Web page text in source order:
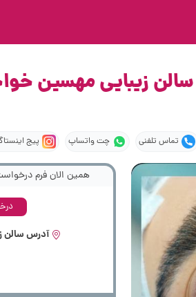
سالن زیبایی مهسین
تماس تلفنی چت واتساپ پیج
همین الان فرم
آدرس سالن